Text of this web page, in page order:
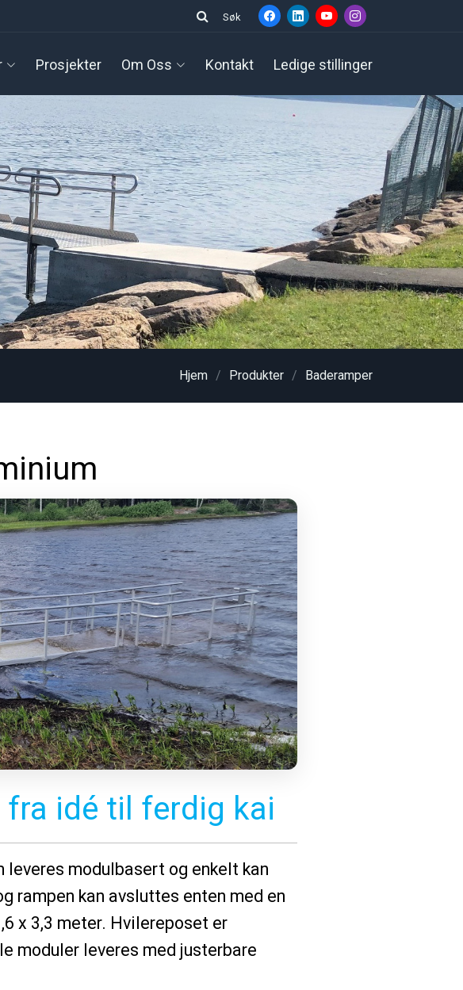
Søk
Prosjekter Om Oss Kontakt Ledige stillinger
Hjem Produkter Baderamper
idé til ferdig kai
leveres modulbasert og enkelt kan
rampen kan avsluttes enten med en
x 3,3 meter. Hvilereposet er
moduler leveres med justerbare